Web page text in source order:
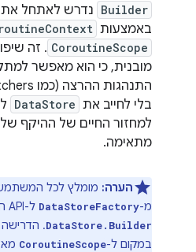
Builder נדרש לאתחל את
באמצעות
CoroutineScope . זה
מובנית, כי הוא מאפשר
בלי לחייב את DataStore
למחזור החיים של ההיקף
מתאימה.
הערה: מומלץ לכל
מ-DataStoreFactory ל-API החדש של
DataStore.Builder
.
במקום ל-CoroutineScope